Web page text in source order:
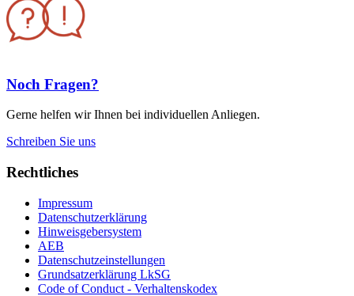
Noch Fragen?
Gerne helfen wir Ihnen bei individuellen Anliegen.
Schreiben Sie uns
Rechtliches
Impressum
Datenschutzerklärung
Hinweisgebersystem
AEB
Datenschutzeinstellungen
Grundsatzerklärung LkSG
Code of Conduct - Verhaltenskodex